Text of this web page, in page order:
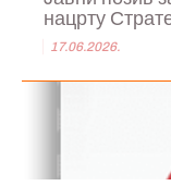
нацрту
17.06.2026.